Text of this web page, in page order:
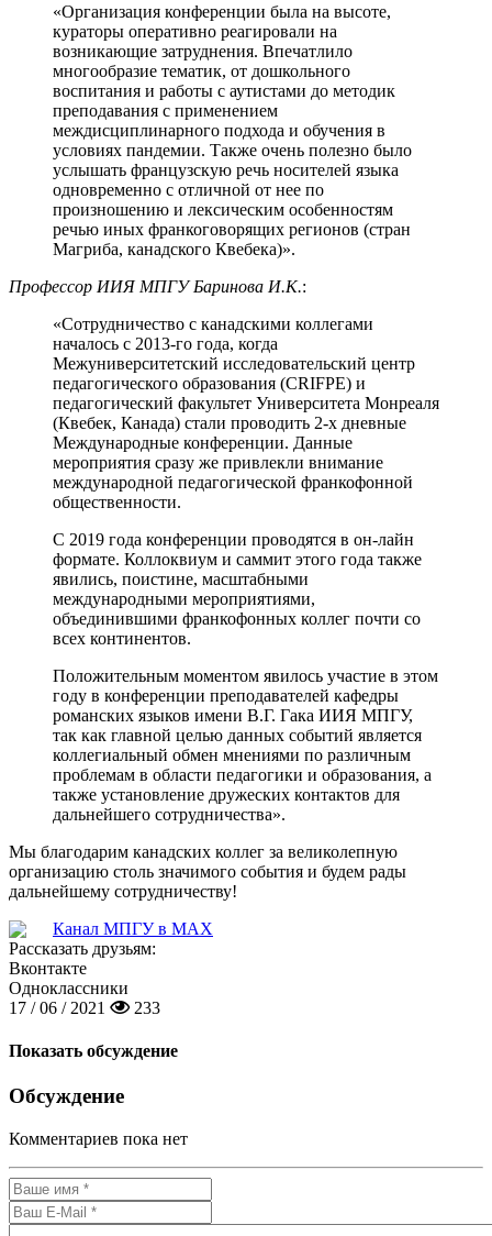
«Организация конференции была на высоте,
кураторы оперативно реагировали на
возникающие затруднения. Впечатлило
многообразие тематик, от дошкольного
воспитания и работы с аутистами до методик
преподавания с применением
междисциплинарного подхода и обучения в
условиях пандемии. Также очень полезно было
услышать французскую речь носителей языка
одновременно с отличной от нее по
произношению и лексическим особенностям
речью иных франкоговорящих регионов (стран
Магриба, канадского Квебека)».
Профессор ИИЯ МПГУБаринова И.К.:
«Сотрудничество с канадскими коллегами
началось с 2013-го года, когда
Межуниверситетский исследовательский центр
педагогического образования (CRIFPE) и
педагогический факультет Университета Монреаля
(Квебек, Канада) стали проводить 2-х дневные
Международные конференции. Данные
мероприятия сразу же привлекли внимание
международной педагогической франкофонной
общественности.
С 2019 года конференции проводятся в он-лайн
формате. Коллоквиум и саммит этого года также
явились, поистине, масштабными
международными мероприятиями,
объединившими франкофонных коллег почти со
всех континентов.
Положительным моментом явилось участие в этом
году в конференции преподавателей кафедры
романских языков имени В.Г. Гака ИИЯ МПГУ,
так как главной целью данных событий является
коллегиальный обмен мнениями по различным
проблемам в области педагогики и образования, а
также установление дружеских контактов для
дальнейшего сотрудничества».
Мы благодарим канадских коллег за великолепную
организацию столь значимого события и будем рады
дальнейшему сотрудничеству!
Канал МПГУ в MAX
Рассказать друзьям:
Вконтакте
Одноклассники
17 / 06 / 2021
233
Показать обсуждение
Обсуждение
Комментариев пока нет